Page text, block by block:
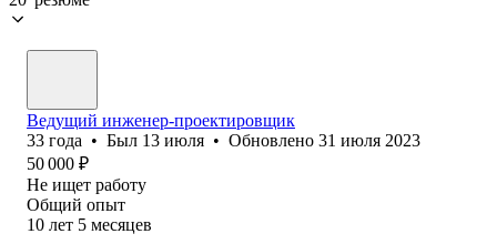
Ведущий инженер-проектировщик
33 года • Был 13 июля • Обновлено 31 июля 2023
50 000 ₽
Не ищет работу
Общий опыт
10 лет 5 месяцев